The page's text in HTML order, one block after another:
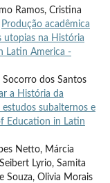
Ramos, Cristina
Produção acadêmica
utopias na História
Latin America -
dos Santos
a História da
subalternos e
Education in Latin
Netto, Márcia
Lyrio, Samita
Souza, Olivia Morais